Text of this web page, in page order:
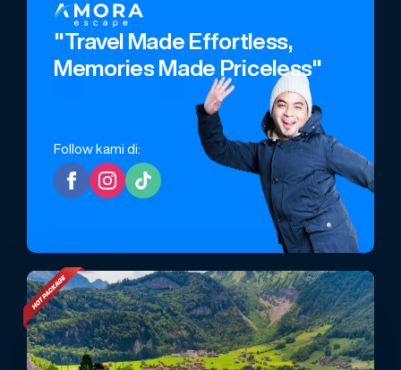
"Travel Made Effortless,
Memories Made Priceless"
Follow kami di: